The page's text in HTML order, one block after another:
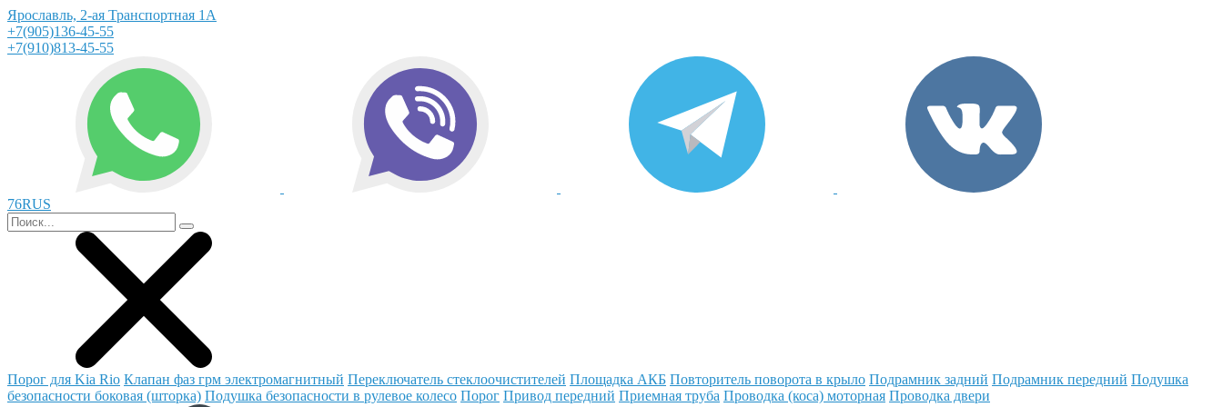
Ярославль, 2-ая Транспортная 1А
+7(905)136-45-55
+7(910)813-45-55
76RUS
Порог для Kia Rio Клапан фаз грм электромагнитный Переключатель стеклоочистителей Площадка АКБ Повторитель поворота в крыло Подрамник задний Подрамник передний Подушка
безопасности боковая (шторка) Подушка безопасности в рулевое колесо Порог Привод передний Приемная труба Проводка (коса) моторная Проводка двери